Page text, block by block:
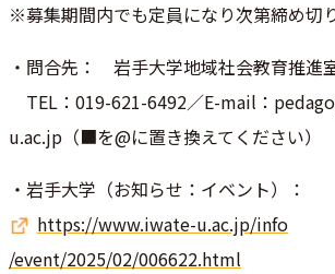
※募集期間内でも定員になり次第締め切り
・問合先： 岩手大学地域社会教育推進
TEL：019-621-6492／E-mail：pedago
u.ac.jp（■を@に置き換えてください）
・岩手大学（お知らせ：イベント）：
https://www.iwate-u.ac.jp/info
/event/2025/02/006622.html